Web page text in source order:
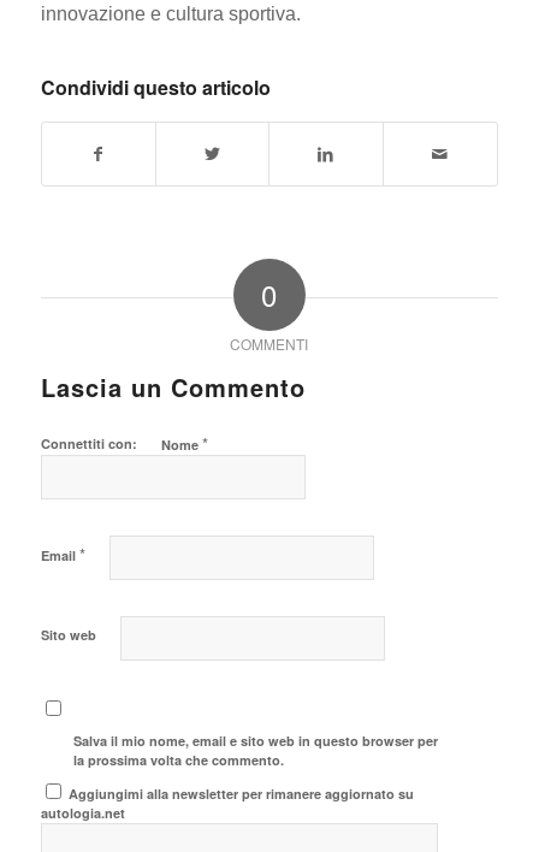
innovazione e cultura sportiva.
Condividi questo articolo
0
COMMENTI
Lascia un Commento
Connettiti con: Nome *
Email *
Sito web
Salva il mio nome, email e sito web in questo browser per
la prossima volta che commento.
Aggiungimi alla newsletter per rimanere aggiornato su
autologia.net